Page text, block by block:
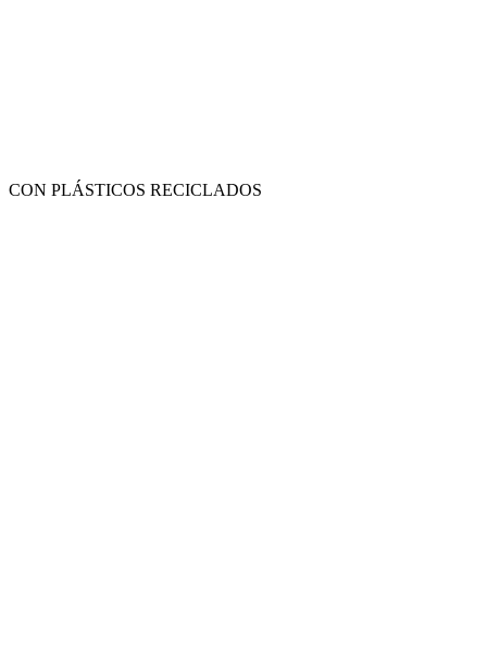
CON PLÁSTICOS RECICLADOS